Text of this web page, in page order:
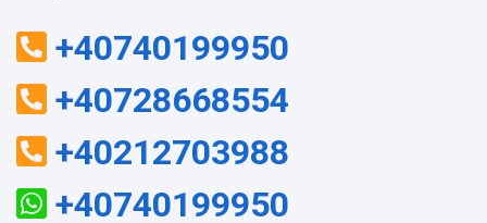
+40740199950
+40728668554
+40212703988
+40740199950